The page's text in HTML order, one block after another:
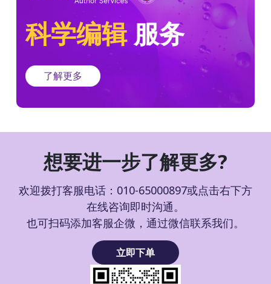
科学编辑服务
了解更多
想要进一步了解更多?
欢迎拨打客服电话：010-65000897或点击右下方
在线咨询即时沟通。
也可扫码添加客服企微，通过微信联系我们。
立即下单